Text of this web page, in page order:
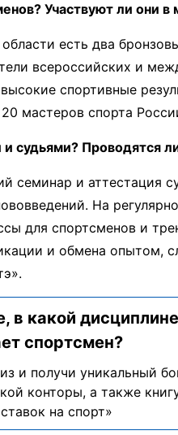
Участвуют ли они
есть два
всероссийских и
спортивные
мастеров спорта
судьями? Проводятся
семинар и аттестация
На
для спортсменов и
и обмена опытом,
в какой дисциплине
спортсмен?
и получи уникальный
конторы, а также
на спорт»